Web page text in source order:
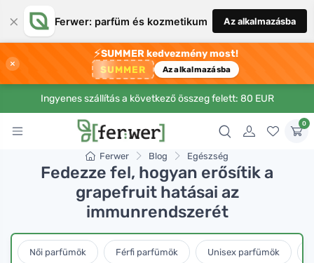
× Ferwer: parfüm és kozmetikum Az alkalmazásba
×
⚡SUMMER kedvezmény most!
SUMMER Az alkalmazásba
Ingyenes szállítás a következő összeg felett: 80 EUR
0
Ferwer Blog Egészség
Fedezze fel, hogyan erősítik a
grapefruit hatásai az
immunrendszerét
Női parfümök Férfi parfümök Unisex parfümök